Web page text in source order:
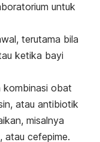
untuk
terutama bila
ketika bayi
kombinasi obat
atau antibiotik
misalnya
atau cefepime.